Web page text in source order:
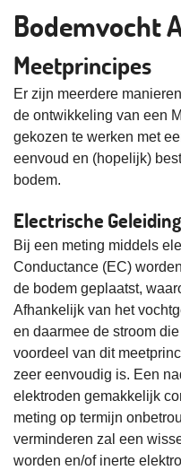
Bodemvocht
Meetprincipes
Er zijn meerdere
de ontwikkeling van een
gekozen te werken met
eenvoud en (hopelijk)
bodem.
Electrische Geleiding
Bij een meting middels
Conductance (EC)
de bodem geplaatst,
Afhankelijk van het
en daarmee de stroom
voordeel van dit
zeer eenvoudig is. Een
elektroden gemakkelijk
meting op termijn
verminderen zal een
worden en/of inerte